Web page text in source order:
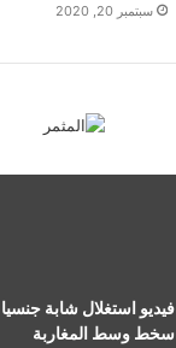
سبتمبر 20, 2020
فيديو استغلال شابة
سخط وسط المغاربة